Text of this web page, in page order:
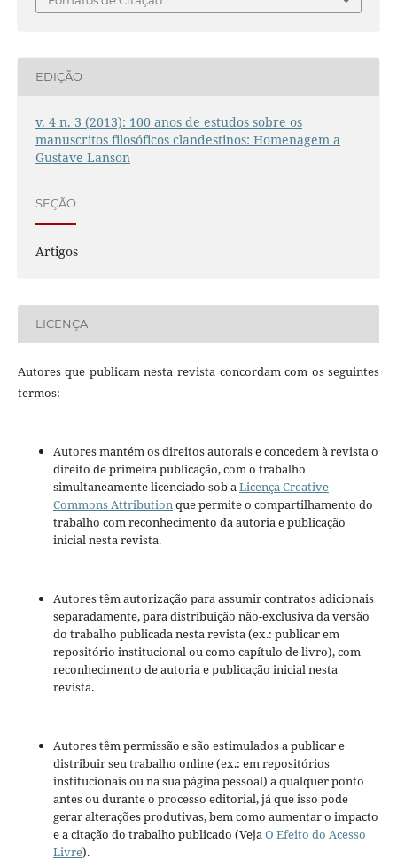
EDIÇÃO
v. 4 n. 3 (2013): 100 anos de estudos sobre os
manuscritos filosóficos clandestinos: Homenagem a
Gustave Lanson
SEÇÃO
Artigos
LICENÇA
Autores que publicam nesta revista concordam com os seguintes
termos:
Autores mantém os direitos autorais e concedem à revista o
direito de primeira publicação, com o trabalho
simultaneamente licenciado sob aLicença Creative
Commons Attributionque permite o compartilhamento do
trabalho com reconhecimento da autoria e publicação
inicial nesta revista.
Autores têm autorização para assumir contratos adicionais
separadamente, para distribuição não-exclusiva da versão
do trabalho publicada nesta revista (ex.: publicar em
repositório institucional ou como capítulo de livro), com
reconhecimento de autoria e publicação inicial nesta
revista.
Autores têm permissão e são estimulados a publicar e
distribuir seu trabalho online (ex.: em repositórios
institucionais ou na sua página pessoal) a qualquer ponto
antes ou durante o processo editorial, já que isso pode
gerar alterações produtivas, bem como aumentar o impacto
e a citação do trabalho publicado (VejaO Efeito do Acesso
Livre).